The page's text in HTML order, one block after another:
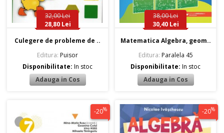
32,00 Lei
28,80 Lei
Culegere de probleme de ..
Editura: Puisor
Disponibilitate:In stoc
38,00 Lei
30,40 Lei
Matematica Algebra, geom..
Editura: Paralela 45
Disponibilitate:In stoc
-20% -20%